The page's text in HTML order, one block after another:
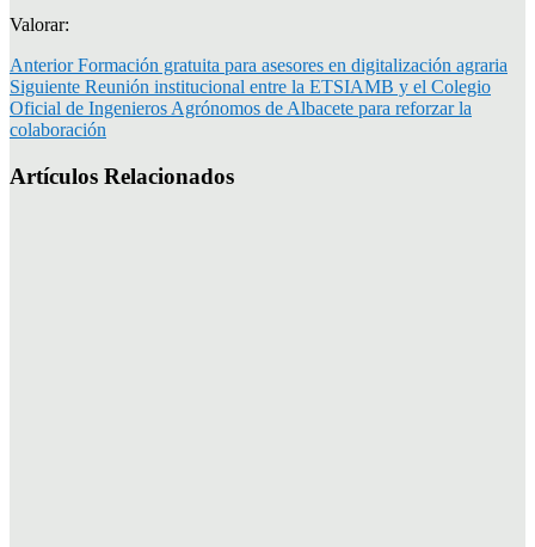
Valorar:
Anterior Formación gratuita para asesores en digitalización agraria
Siguiente Reunión institucional entre la ETSIAMB y el Colegio
Oficial de Ingenieros Agrónomos de Albacete para reforzar la
colaboración
Artículos Relacionados